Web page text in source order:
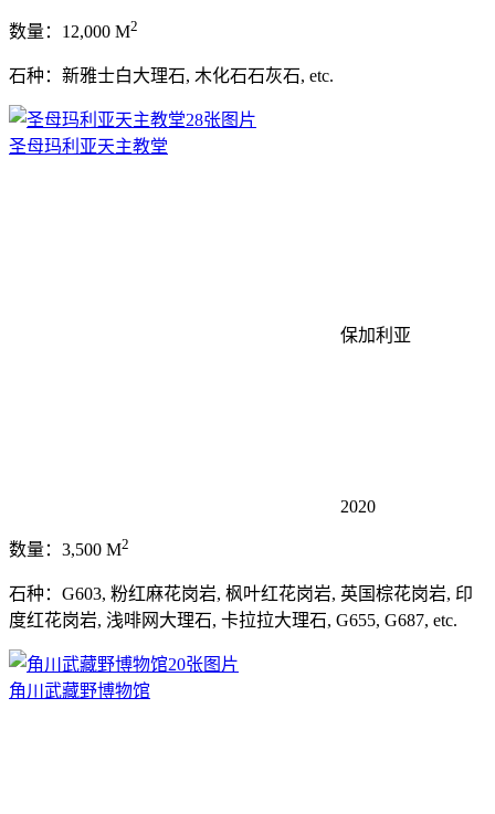
数量：12,000 M2
石种：新雅士白大理石, 木化石石灰石, etc.
28张图片
圣母玛利亚天主教堂
保加利亚
2020
数量：3,500 M2
石种：G603, 粉红麻花岗岩, 枫叶红花岗岩, 英国棕花岗岩, 印
度红花岗岩, 浅啡网大理石, 卡拉拉大理石, G655, G687, etc.
20张图片
角川武藏野博物馆